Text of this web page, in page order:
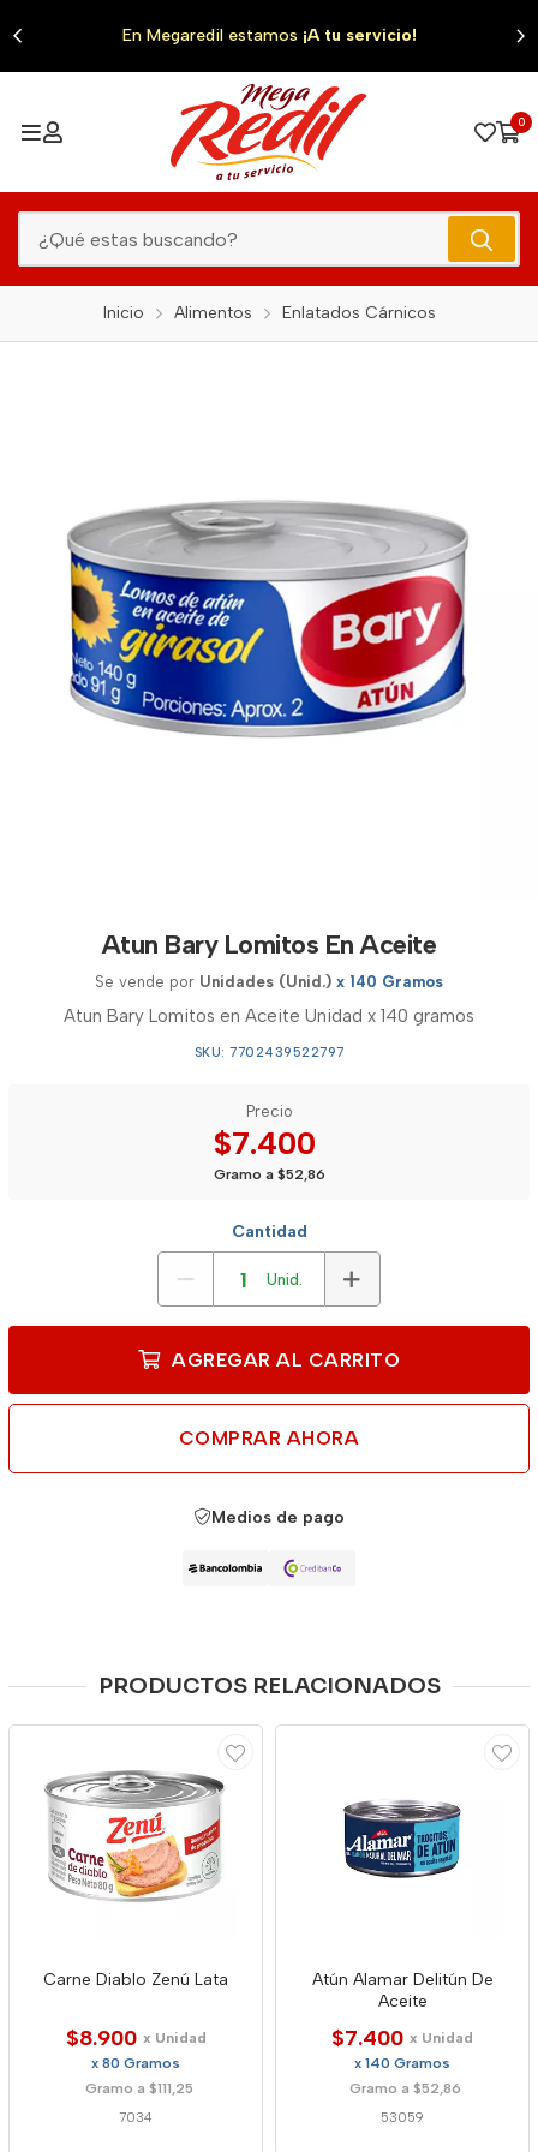
En Megaredil estamos ¡A tu servicio!
0
Inicio Alimentos Enlatados Cárnicos
Atun Bary Lomitos En Aceite
Se vende por Unidades (Unid.) x 140 Gramos
Atun Bary Lomitos en Aceite Unidad x 140 gramos
SKU: 7702439522797
Precio
$7.400
Gramo a $52,86
Cantidad
Unid.
AGREGAR AL CARRITO
COMPRAR AHORA
Medios de pago
PRODUCTOS RELACIONADOS
Carne Diablo Zenú Lata
$8.900 x Unidad
x 80 Gramos
Gramo a $111,25
7034
Atún Alamar Delitún De
Aceite
$7.400 x Unidad
x 140 Gramos
Gramo a $52,86
53059